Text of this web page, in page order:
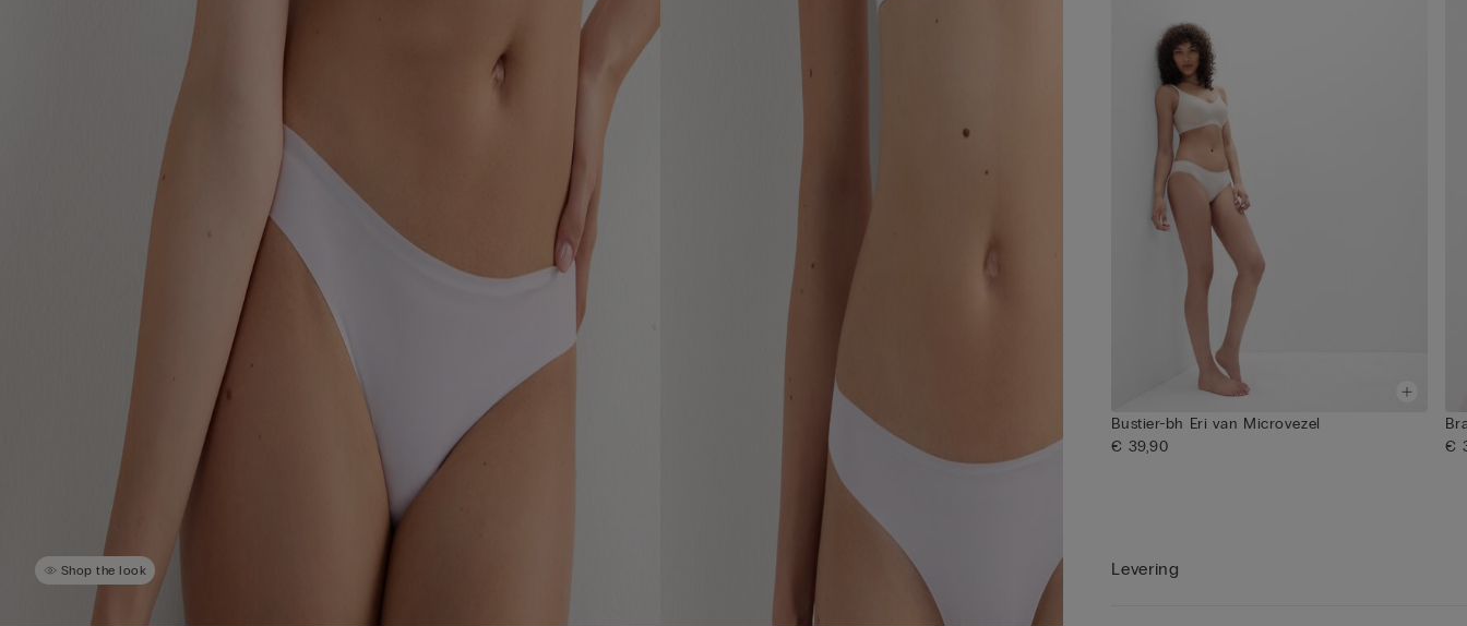
Shop the look
voelt zeer zacht en ultrafijn aan, het is
zijdezacht, bijna luchtig, voor een 'tweede huid'-
effect, het is nauwelijks voelbaar tijdens het
dragen...het is de perfecte bondgenoot voor elke
vrouw, elke dag en bij elke gelegenheid.
Bustier-bh Eri van Microvezel
€ 39,90
€
Levering